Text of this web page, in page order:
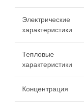
Электрические
характеристики
Тепловые
характеристики
Концентрация